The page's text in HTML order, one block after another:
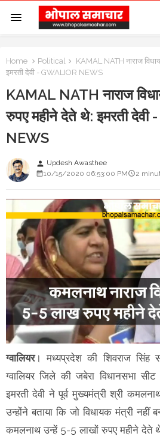
Home Political
KAMAL NATH नाराज
इमरती देवी - GWALIOR NEWS
KAMAL NATH नाराज
रुपए महीने देते थे: इमरती
NEWS
person Updesh Awasthee
10/15/2020 06:53:00 PM
2
ग्वालियर। मध्यप्रदेश की शिवराज सिंह
ग्वालियर जिले की जबेरा विधानसभा सीट
इमरती देवी ने पूर्व मुख्यमंत्री श्री
उन्होंने बताया कि जो विधायक मंत्री नहीं
कमलनाथ उन्हें 5-5 लाखों रुपए महीने देते